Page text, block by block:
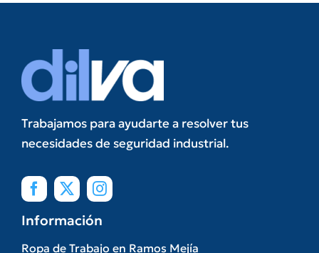
Trabajamos para ayudarte a resolver tus
necesidades de seguridad industrial.
Información
Ropa de Trabajo en Ramos Mejía